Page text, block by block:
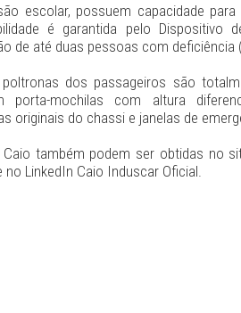
escolar, possuem capacidade
é garantida pelo Dispositivo
de até duas pessoas com deficiência
dos passageiros são
porta-mochilas com altura
originais do chassi e janelas de
também podem ser obtidas no
LinkedIn Caio Induscar Oficial.